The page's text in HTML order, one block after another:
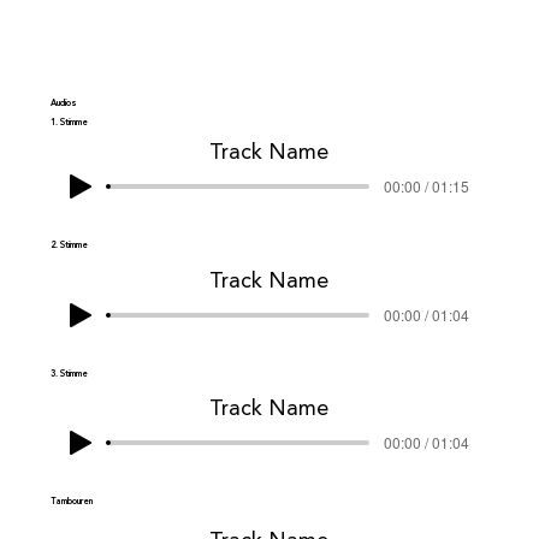
Audios
1. Stimme
Track Name
00:00 / 01:15
2. Stimme
Track Name
00:00 / 01:04
Tambouren
3. Stimme
Track Name
00:00 / 01:04